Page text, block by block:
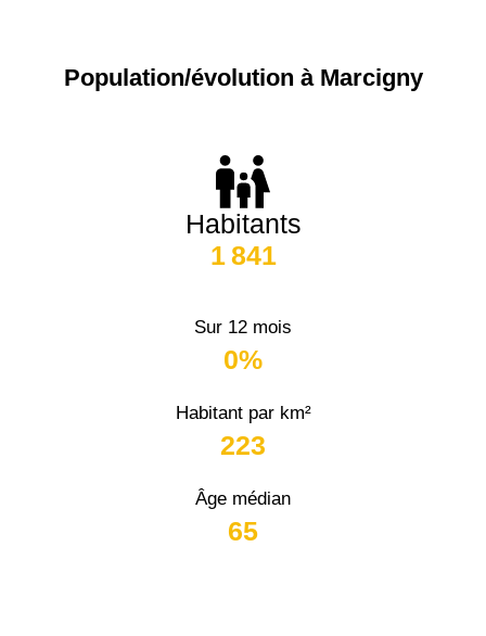
Population/évolution à Marcigny
Habitants
1 841
Sur 12 mois
0%
Habitant par km²
223
Âge médian
65